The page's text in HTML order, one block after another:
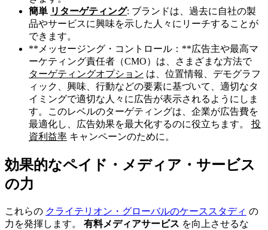
簡単 リターゲティング: ブランドは、過去に自社の製
品やサービスに興味を示した人々にリーチすることが
できます。
**メッセージング・コントロール：**広告主や最高マ
ーケティング責任者（CMO）は、さまざまな方法で
ターゲティングオプション は、位置情報、デモグラフ
ィック、興味、行動などの要素に基づいて、適切なタ
イミングで適切な人々に広告が表示されるようにしま
す。このレベルのターゲティングは、企業が広告費を
最適化し、広告効果を最大化するのに役立ちます。 投
資利益率 キャンペーンのために。
効果的なペイド・メディア・サービス
の力
これらの クライテリオン・グローバルのケーススタディ の
力を発揮します。 有料メディアサービス を向上させるな